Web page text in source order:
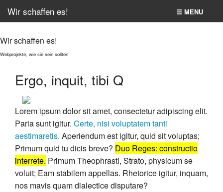
Wir schaffen es! ☰ MENU
Second item
All pages
The Bolt site
Wir schaffen es!
Webprojekte, wie sie sein sollten
Ergo, inquit, tibi Q
Lorem ipsum dolor sit amet, consectetur adipiscing elit.
Paria sunt igitur. Certe, nisi voluptatem tanti
aestimaretis. Aperiendum est igitur, quid sit voluptas;
Primum quid tu dicis breve? Duo Reges: constructio
interrete. Primum Theophrasti, Strato, physicum se
voluit; Eam stabilem appellas. Rhetorice igitur, inquam,
nos mavis quam dialectice disputare?